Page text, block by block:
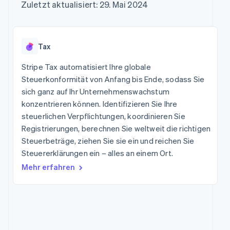
Authorization
Optimierung der
Autorisierungsraten
Link
Beschleunigter
Bezahlvorgang
Financial
Connections
Verbundene
Finanzdaten
Data Pipeline
Geldmanagement
SaaS
Nach Branche
KI-Unternehmen
Gaming
Bewirtung, Reisen und
Freizeit
Versicherungen
Medien und
Unterhaltung
Organisationen
Marktplatz auf
Abonnementverwaltung
Abrechnung um
Stablecoin-gestützte
Karten ausgeben: So
geht´s
Bereitstellung und
Verwaltung von
Diensten mit Agenten
Ressourcen
Kontakt
kontaktieren
Partner werden
Zuletzt aktualisiert: 29. Mai 2024
Tax
Stripe Tax automatisiert Ihre globale
Steuerkonformität von Anfang bis Ende, sodass Sie
sich ganz auf Ihr Unternehmenswachstum
konzentrieren können. Identifizieren Sie Ihre
steuerlichen Verpflichtungen, koordinieren Sie
Registrierungen, berechnen Sie weltweit die richtigen
Steuerbeträge, ziehen Sie sie ein und reichen Sie
Steuererklärungen ein – alles an einem Ort.
Mehr erfahren